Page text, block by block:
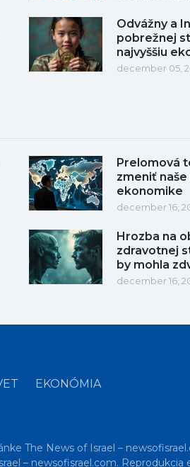
Odvážny a
pobrežnej
najvyššiu
december 05,
Prelomová
zmeniť
ekonomike
december 16,
Hrozba na
zdravotnej
by mohla
december 16,
EKONÓMIA
The News of Israel –
– newsofisrael.com.